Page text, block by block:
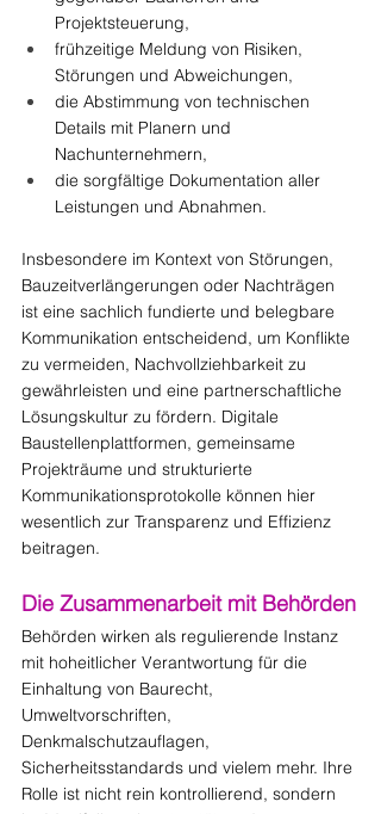
Projektsteuerung,
frühzeitige Meldung von Risiken,
Störungen und Abweichungen,
die Abstimmung von technischen
Details mit Planern und
Nachunternehmern,
die sorgfältige Dokumentation aller
Leistungen und Abnahmen.
Insbesondere im Kontext von Störungen,
Bauzeitverlängerungen oder Nachträgen
ist eine sachlich fundierte und belegbare
Kommunikation entscheidend, um Konflikte
zu vermeiden, Nachvollziehbarkeit zu
gewährleisten und eine partnerschaftliche
Lösungskultur zu fördern. Digitale
Baustellenplattformen, gemeinsame
Projekträume und strukturierte
Kommunikationsprotokolle können hier
wesentlich zur Transparenz und Effizienz
beitragen.
Die Zusammenarbeit mit Behörden
Behörden wirken als regulierende Instanz
mit hoheitlicher Verantwortung für die
Einhaltung von Baurecht,
Umweltvorschriften,
Denkmalschutzauflagen,
Sicherheitsstandards und vielem mehr. Ihre
Rolle ist nicht rein kontrollierend, sondern